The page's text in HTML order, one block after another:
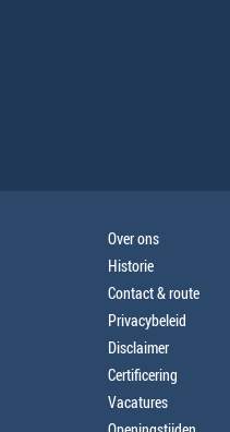
Over ons
Historie
Contact & route
Privacybeleid
Disclaimer
Certificering
Vacatures